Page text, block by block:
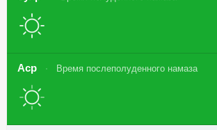
Аср Время послеполуденного намаза